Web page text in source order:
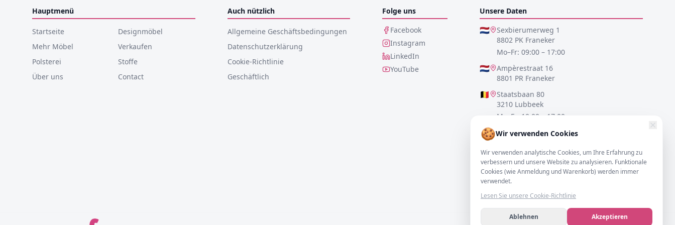
🍪Wir verwenden Cookies
Wir verwenden analytische Cookies, um Ihre Erfahrung zu
verbessern und unsere Website zu analysieren. Funktionale
Cookies (wie Anmeldung und Warenkorb) werden immer
verwendet.
Lesen Sie unsere Cookie-Richtlinie
Ablehnen Akzeptieren
Hauptmenü
Startseite
Designmöbel
Mehr Möbel
Verkaufen
Polsterei
Stoffe
Über uns
Contact
Auch nützlich
Allgemeine Geschäftsbedingungen
Datenschutzerklärung
Cookie-Richtlinie
Geschäftlich
Folge uns
Facebook
Instagram
LinkedIn
YouTube
Unsere Daten
🇳🇱
Sexbierumerweg 1
8802 PK Franeker
Mo–Fr: 09:00 – 17:00
🇳🇱
Ampèrestraat 16
8801 PR Franeker
🇧🇪
Staatsbaan 80
3210 Lubbeek
Mo–Fr: 10:00 – 17:00
🇩🇪
Lister Meile 48
Mo–Fr: 10:00 – 17:00
0517-700521